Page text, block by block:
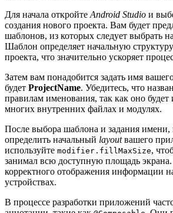
Для начала откройте Android Studio и
создания нового проекта. Вам будет
шаблонов, из которых следует выбрать
Шаблон определяет начальную
проекта, что значительно ускоряет
Затем вам понадобится задать имя
будет ProjectName. Убедитесь, что
правилам именования, так как оно будет
многих внутренних файлах и модулях.
После выбора шаблона и задания имени,
определить начальный layoutвашего
используйте modifier.fillMaxSize,
занимал всю доступную площадь
корректного отображения информации
устройствах.
В процессе разработки приложений